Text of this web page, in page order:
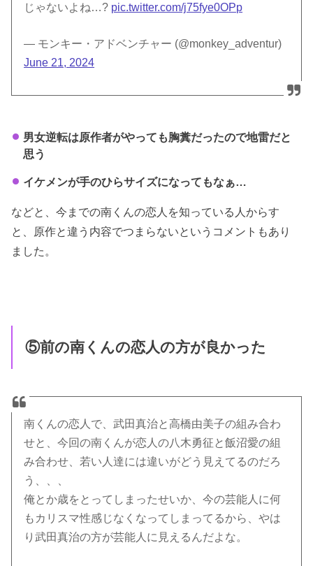
じゃないよね…? pic.twitter.com/j75fye0OPp
— モンキー・アドベンチャー (@monkey_adventur)
June 21, 2024
男女逆転は原作者がやっても胸糞だったので地雷だと
思う
イケメンが手のひらサイズになってもなぁ…
などと、今までの南くんの恋人を知っている人からす
と、原作と違う内容でつまらないというコメントもあり
ました。
⑤前の南くんの恋人の方が良かった
南くんの恋人で、武田真治と高橋由美子の組み合わ
せと、今回の南くんが恋人の八木勇征と飯沼愛の組
み合わせ、若い人達には違いがどう見えてるのだろ
う、、、
俺とか歳をとってしまったせいか、今の芸能人に何
もカリスマ性感じなくなってしまってるから、やは
り武田真治の方が芸能人に見えるんだよな。